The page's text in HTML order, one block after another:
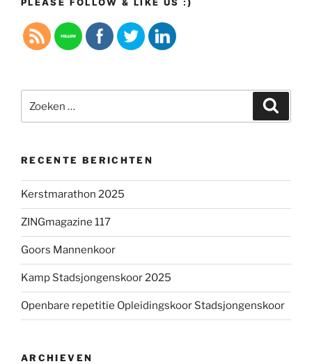
PLEASE FOLLOW & LIKE US :)
naar:
RECENTE BERICHTEN
Kerstmarathon 2025
ZINGmagazine 117
Goors Mannenkoor
Kamp Stadsjongenskoor 2025
Openbare repetitie Opleidingskoor Stadsjongenskoor
ARCHIEVEN